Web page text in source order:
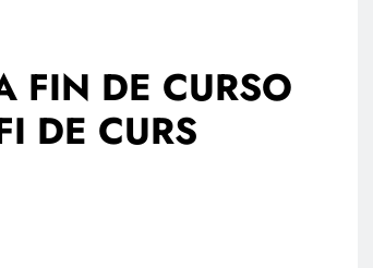
FIN DE CURSO
DE CURS